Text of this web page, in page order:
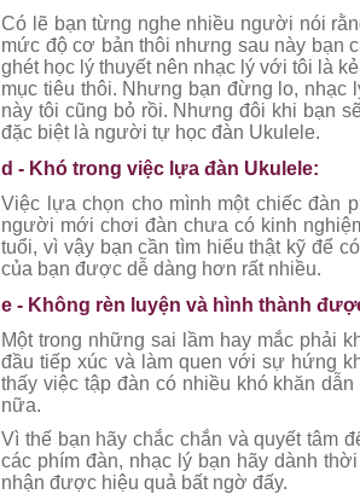
Có lẽ bạn từng nghe nhiều người nói
mức độ cơ bản thôi nhưng sau này bạn
ghét học lý thuyết nên nhạc lý với tôi là
mục tiêu thôi. Nhưng bạn đừng lo, nhạc
này tôi cũng bỏ rồi. Nhưng đôi khi bạn
đặc biệt là người tự học đàn Ukulele.
d - Khó trong việc lựa đàn Ukulele:
Việc lựa chọn cho mình một chiếc đàn
người mới chơi đàn chưa có kinh
tuổi, vì vậy bạn cần tìm hiểu thật kỹ để
của bạn được dễ dàng hơn rất nhiều.
e - Không rèn luyện và hình thành
Một trong những sai lầm hay mắc phải
đầu tiếp xúc và làm quen với sự hứng
thấy việc tập đàn có nhiều khó khăn
nữa.
Vì thế bạn hãy chắc chắn và quyết tâm
các phím đàn, nhạc lý bạn hãy dành
nhận được hiệu quả bất ngờ đấy.